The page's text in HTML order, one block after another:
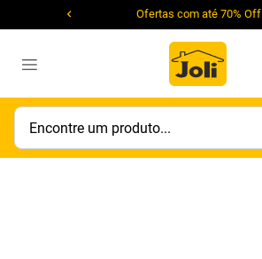
Ofertas com até 70% Off
Encontre um produto...